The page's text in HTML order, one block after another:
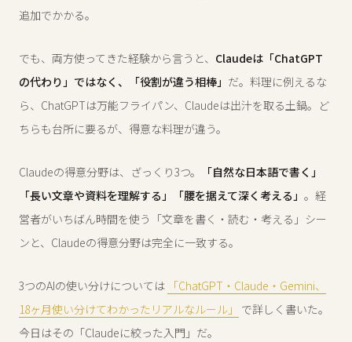
追加でかかる。
でも、両方使ってきた経験から言うと、 Claudeは「ChatGPT
の代わり」ではなく、「役割が違う相棒」 だ。料理に例えるな
ら、ChatGPTは万能フライパン、Claudeは出汁を取る土鍋。ど
ちらも台所に要るが、得意な料理が違う。
Claudeの得意分野は、ざっくり3つ。
「自然な日本語で書く」
「長い文章や資料を理解する」「腰を据えて深く考える」 。経
営者がいちばん時間を使う「文章を書く・読む・考える」シー
ンと、Claudeの得意分野は完全に一致する。
3つのAIの使い分けについては 「ChatGPT・Claude・Gemini、
18ヶ月使い分けてわかったリアルなルール」
で詳しく書いた。
今日はその「Claudeに絞った入門」だ。